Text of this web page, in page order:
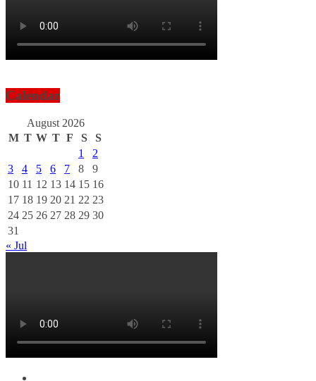
Calendar
August 2026
M T W T F S
S
1
2
3
4 5 6 7 8
9
10 11 12 13 14 15 16
17 18 19 20 21 22 23
24 25 26 27 28 29 30
31
« Jul